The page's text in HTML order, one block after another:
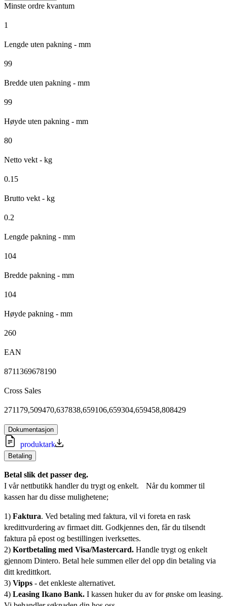
Minste ordre kvantum
1
Lengde uten pakning - mm
99
Bredde uten pakning - mm
99
Høyde uten pakning - mm
80
Netto vekt - kg
0.15
Brutto vekt - kg
0.2
Lengde pakning - mm
104
Bredde pakning - mm
104
Høyde pakning - mm
260
EAN
8711369678190
Cross Sales
271179,509470,637838,659106,659304,659458,808429
Dokumentasjon
produktark
Betaling
Betal slik det passer deg.
I vår nettbutikk handler du trygt og enkelt. Når du kommer til
kassen har du disse mulighetene;
1) Faktura. Ved betaling med faktura, vil vi foreta en rask
kredittvurdering av firmaet ditt. Godkjennes den, får du tilsendt
faktura på epost og bestillingen iverksettes.
2) Kortbetaling med Visa/Mastercard. Handle trygt og enkelt
gjennom Dintero. Betal hele summen eller del opp din betaling via
ditt kredittkort.
3) Vipps - det enkleste alternativet.
4) Leasing Ikano Bank. I kassen huker du av for ønske om leasing.